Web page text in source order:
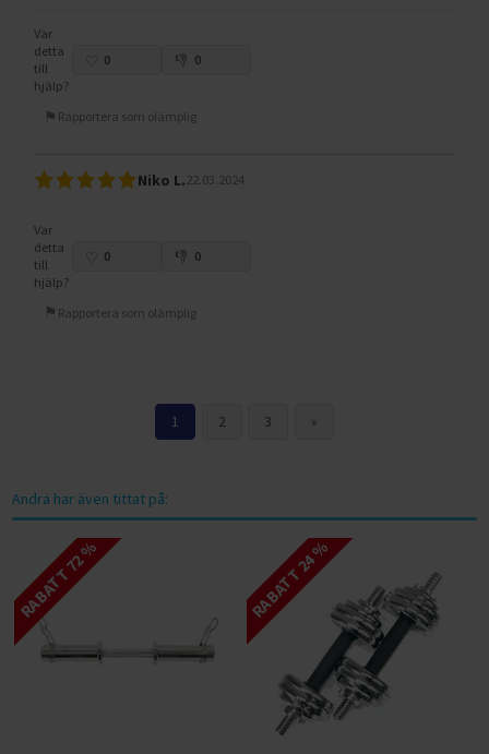
Var
detta
till
hjälp?
0 0
Rapportera som olämplig
Niko L. 22.03.2024
Var
detta
till
hjälp?
0 0
Rapportera som olämplig
1 2 3 »
Andra har även tittat på:
RABATT 72 % RABATT 24 %